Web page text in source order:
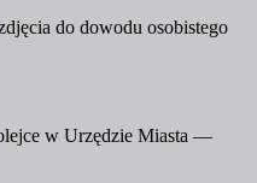
do dowodu osobistego
w Urzędzie Miasta —